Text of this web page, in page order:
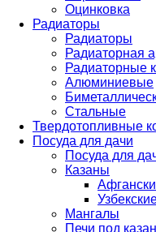
Оцинковка
Радиаторы
Радиаторы
Радиаторная
Радиаторные
Алюминиевые
Стальные
Твердотопливные
Посуда для дачи
Посуда для
Казаны
Мангалы
Печи под казан